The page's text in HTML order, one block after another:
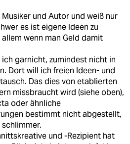
und Autor und weiß nur
es ist eigene Ideen zu
wenn man Geld damit
garnicht, zumindest nicht in
Dort will ich freien Ideen- und
Das dies von etablierten
missbraucht wird (siehe oben),
oder ähnliche
bestimmt nicht abgestellt,
und -Rezipient hat